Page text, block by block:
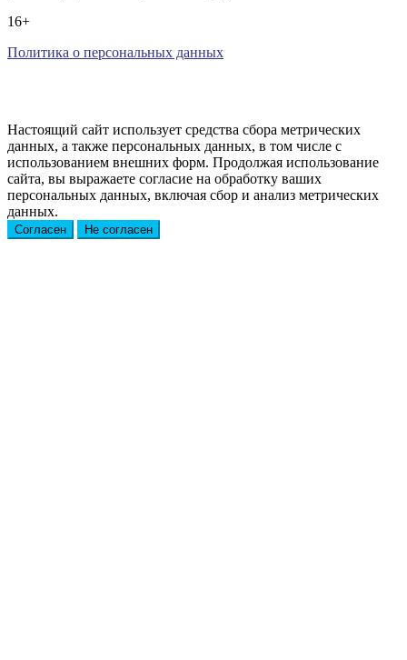
16+
Политика о персональных данных
Настоящий сайт использует средства сбора метрических
данных, а также персональных данных, в том числе с
использованием внешних форм. Продолжая использование
сайта, вы выражаете согласие на обработку ваших
персональных данных, включая сбор и анализ метрических
данных.
Согласен Не согласен